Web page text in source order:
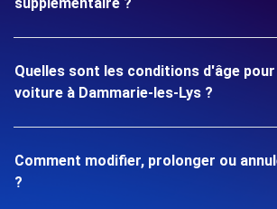
Quelles sont les conditions d'âge
voiture à Dammarie-les-Lys ?
Comment modifier, prolonger ou
?